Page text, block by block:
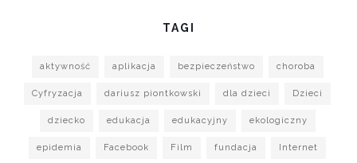
TAGI
aktywność aplikacja bezpieczeństwo choroba
Cyfryzacja dariusz piontkowski dla dzieci Dzieci
dziecko edukacja edukacyjny ekologiczny
epidemia Facebook Film fundacja Internet